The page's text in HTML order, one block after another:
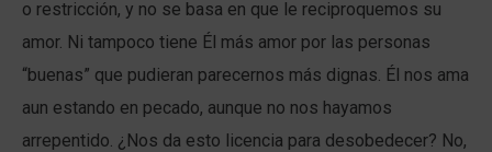
o restricción, y no se basa en que le reciproquemos su
amor. Ni tampoco tiene Él más amor por las personas
“buenas” que pudieran parecernos más dignas. Él nos ama
aun estando en pecado, aunque no nos hayamos
arrepentido. ¿Nos da esto licencia para desobedecer? No,